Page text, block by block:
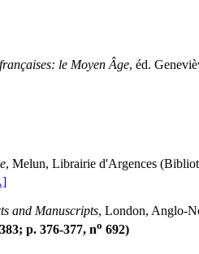
le Moyen Âge, éd.
, Melun, Librairie d'Argences
and Manuscripts, London, Anglo-
383; p. 376-377, no 692)